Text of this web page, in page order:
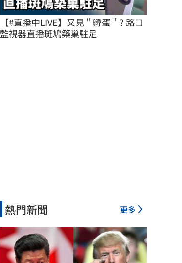
【#直播中LIVE】又見＂孵蛋＂? 路口
監視器直播斑鳩築巢駐足
熱門新聞 更多